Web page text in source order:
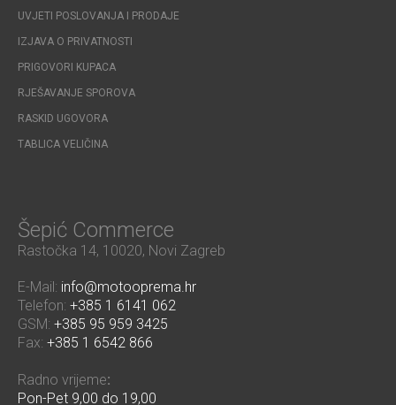
UVJETI POSLOVANJA I PRODAJE
IZJAVA O PRIVATNOSTI
PRIGOVORI KUPACA
RJEŠAVANJE SPOROVA
RASKID UGOVORA
TABLICA VELIČINA
Šepić Commerce
Rastočka 14, 10020, Novi Zagreb
E-Mail: info@motooprema.hr
Telefon: +385 1 6141 062
GSM: +385 95 959 3425
Fax: +385 1 6542 866
Radno vrijeme:
Pon-Pet 9,00 do 19,00